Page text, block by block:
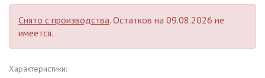
Снято с производства. Остатков на 09.08.2026 не
имеется.
Характеристики: